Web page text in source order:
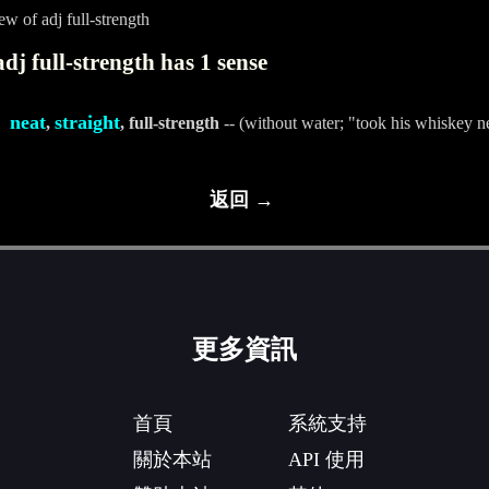
of adj full-strength
full-strength has 1 sense
neat, straight, full-strength -- (without water; "took his whiskey
返回 →
更多資訊
首頁
關於本站
系統支持
API 使用